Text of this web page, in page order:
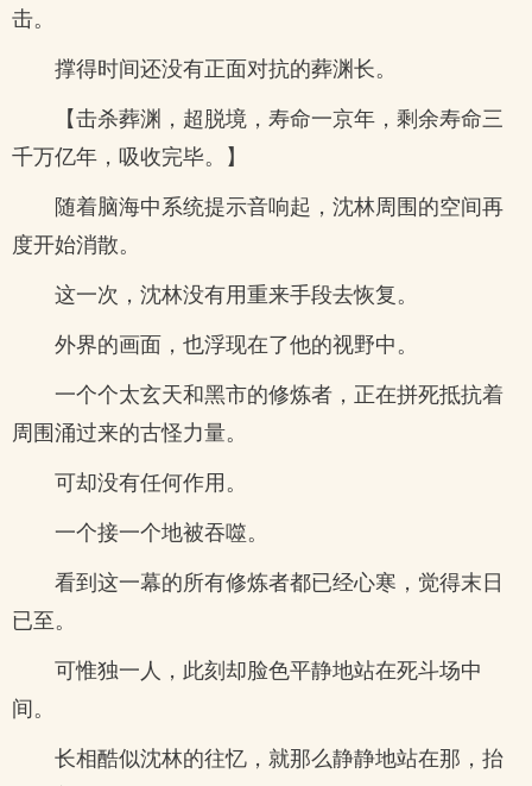
击。
撑得时间还没有正面对抗的葬渊长。
【击杀葬渊，超脱境，寿命一京年，剩余寿命三
千万亿年，吸收完毕。】
随着脑海中系统提示音响起，沈林周围的空间再
度开始消散。
这一次，沈林没有用重来手段去恢复。
外界的画面，也浮现在了他的视野中。
一个个太玄天和黑市的修炼者，正在拼死抵抗着
周围涌过来的古怪力量。
可却没有任何作用。
一个接一个地被吞噬。
看到这一幕的所有修炼者都已经心寒，觉得末日
已至。
可惟独一人，此刻却脸色平静地站在死斗场中
间。
长相酷似沈林的往忆，就那么静静地站在那，抬